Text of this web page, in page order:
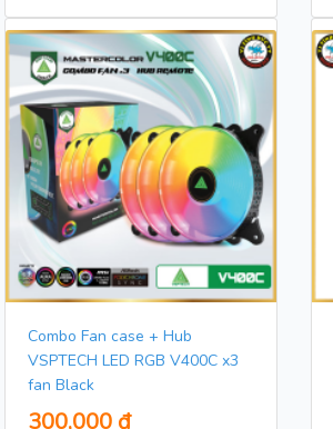
Combo Fan case + Hub
VSPTECH LED RGB V400C x3
fan Black
300,000 đ